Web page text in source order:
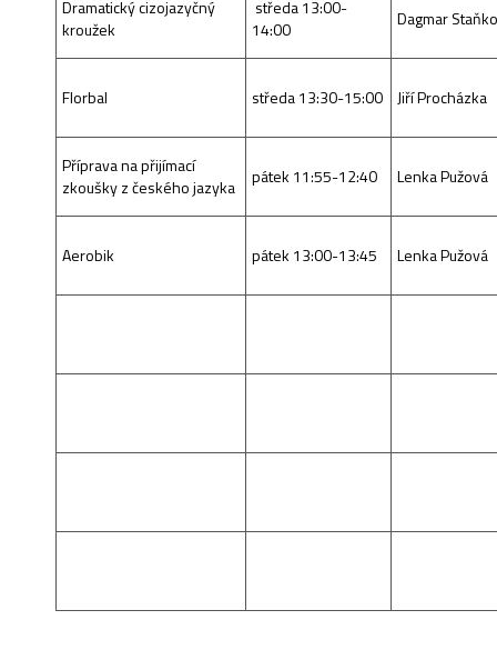
Dramatický cizojazyčný
kroužek
středa 13:00-
14:00
Dagmar
Florbal středa 13:30-15:00 Jiří Procházka
Příprava na přijímací
zkoušky z českého jazyka
pátek 11:55-12:40 Lenka Pužová
Aerobik pátek 13:00-13:45 Lenka Pužová